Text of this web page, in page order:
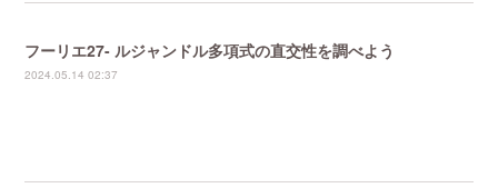
フーリエ27- ルジャンドル多項式の直交性を調べよう
2024.05.14 02:37